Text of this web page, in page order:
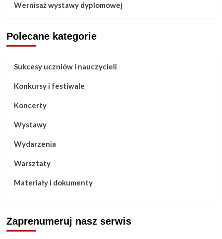
Wernisaż wystawy dyplomowej
Polecane kategorie
Sukcesy uczniów i nauczycieli
Konkursy i festiwale
Koncerty
Wystawy
Wydarzenia
Warsztaty
Materiały i dokumenty
Zaprenumeruj nasz serwis